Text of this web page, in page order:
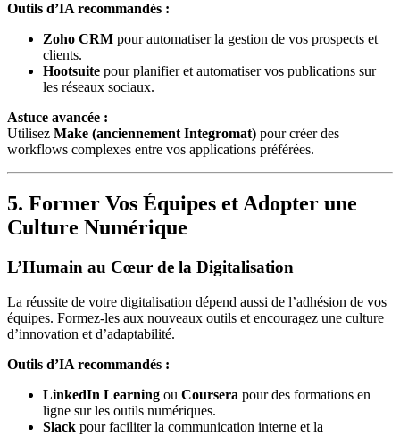
Outils d’IA recommandés :
Zoho CRM pour automatiser la gestion de vos prospects et
clients.
Hootsuite pour planifier et automatiser vos publications sur
les réseaux sociaux.
Astuce avancée :
Utilisez Make (anciennement Integromat) pour créer des
workflows complexes entre vos applications préférées.
5. Former Vos Équipes et Adopter une
Culture Numérique
L’Humain au Cœur de la Digitalisation
La réussite de votre digitalisation dépend aussi de l’adhésion de vos
équipes. Formez-les aux nouveaux outils et encouragez une culture
d’innovation et d’adaptabilité.
Outils d’IA recommandés :
LinkedIn Learning ou Coursera pour des formations en
ligne sur les outils numériques.
Slack pour faciliter la communication interne et la